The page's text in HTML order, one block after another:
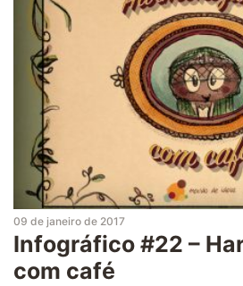
09 de janeiro de 2017
Infográfico #22 –
com café